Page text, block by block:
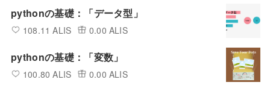
pythonの基礎：「データ型」
108.11 ALIS 0.00 ALIS
pythonの基礎：「変数」
100.80 ALIS 0.00 ALIS